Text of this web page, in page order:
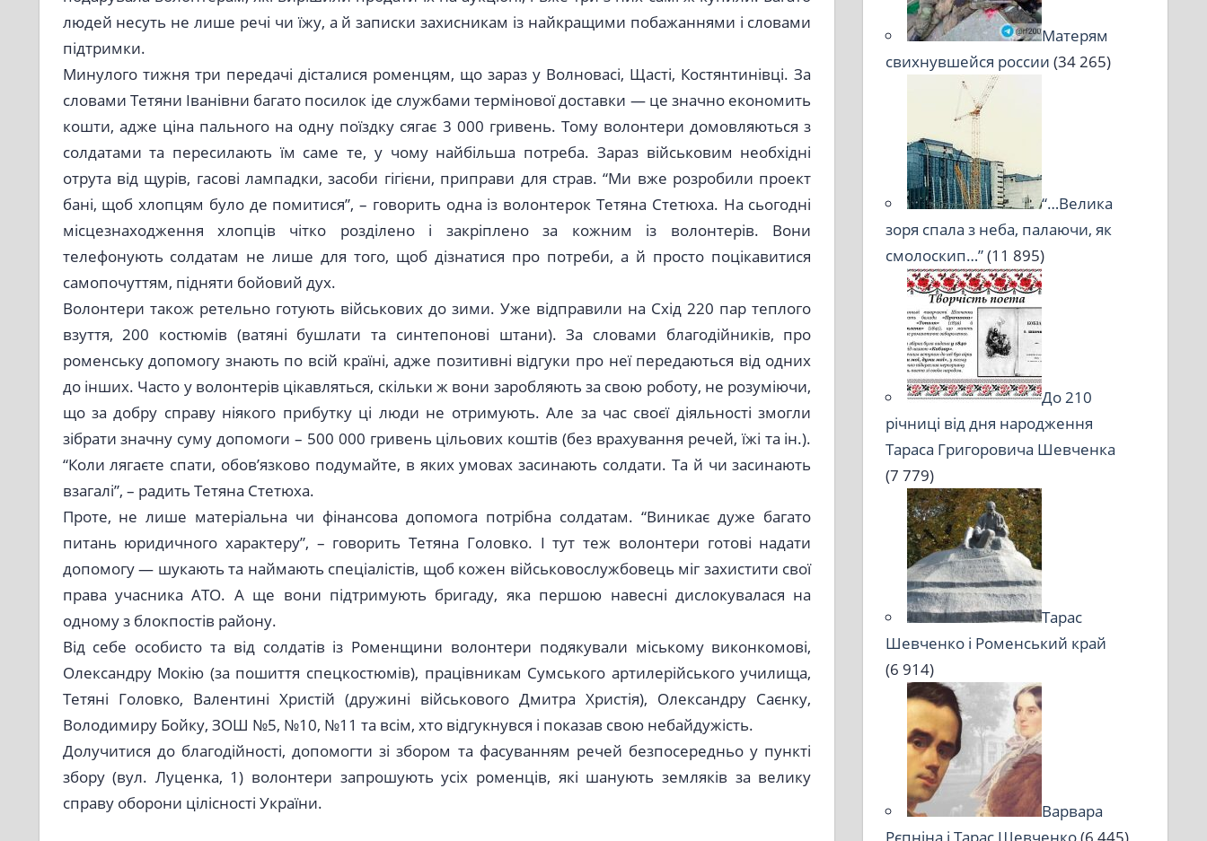
людей несуть не лише речі чи їжу, а й записки захисникам із найкращими побажаннями і словами
підтримки.
Минулого тижня три передачі дісталися роменцям, що зараз у Волновасі, Щасті, Костянтинівці. За
словами Тетяни Іванівни багато посилок іде службами термінової доставки — це значно економить
кошти, адже ціна пального на одну поїздку сягає 3 000 гривень. Тому волонтери домовляються з
солдатами та пересилають їм саме те, у чому найбільша потреба. Зараз військовим необхідні
отрута від щурів, гасові лампадки, засоби гігієни, приправи для страв. “Ми вже розробили проект
бані, щоб хлопцям було де помитися”, – говорить одна із волонтерок Тетяна Стетюха. На сьогодні
місцезнаходження хлопців чітко розділено і закріплено за кожним із волонтерів. Вони
телефонують солдатам не лише для того, щоб дізнатися про потреби, а й просто поцікавитися
самопочуттям, підняти бойовий дух.
Волонтери також ретельно готують військових до зими. Уже відправили на Схід 220 пар теплого
взуття, 200 костюмів (ватяні бушлати та синтепонові штани). За словами благодійників, про
роменську допомогу знають по всій країні, адже позитивні відгуки про неї передаються від одних
до інших. Часто у волонтерів цікавляться, скільки ж вони заробляють за свою роботу, не розуміючи,
що за добру справу ніякого прибутку ці люди не отримують. Але за час своєї діяльності змогли
зібрати значну суму допомоги – 500 000 гривень цільових коштів (без врахування речей, їжі та ін.).
“Коли лягаєте спати, обов’язково подумайте, в яких умовах засинають солдати. Та й чи засинають
взагалі”, – радить Тетяна Стетюха.
Проте, не лише матеріальна чи фінансова допомога потрібна солдатам. “Виникає дуже багато
питань юридичного характеру”, – говорить Тетяна Головко. І тут теж волонтери готові надати
допомогу — шукають та наймають спеціалістів, щоб кожен військовослужбовець міг захистити свої
права учасника АТО. А ще вони підтримують бригаду, яка першою навесні дислокувалася на
одному з блокпостів району.
Від себе особисто та від солдатів із Роменщини волонтери подякували міському виконкомові,
Олександру Мокію (за пошиття спецкостюмів), працівникам Сумського артилерійського училища,
Тетяні Головко, Валентині Христій (дружині військового Дмитра Христія), Олександру Саєнку,
Володимиру Бойку, ЗОШ №5, №10, №11 та всім, хто відгукнувся і показав свою небайдужість.
Долучитися до благодійності, допомогти зі збором та фасуванням речей безпосередньо у пункті
збору (вул. Луценка, 1) волонтери запрошують усіх роменців, які шанують земляків за велику
справу оборони цілісності України.
Матерям
свихнувшейся россии (34 265)
“…Велика
зоря спала з неба, палаючи, як
смолоскип…”(11 895)
До 210
річниці від дня народження
Тараса Григоровича Шевченка
(7 779)
Тарас
Шевченко і Роменський край
(6 914)
Варвара
Рєпніна і Тарас Шевченко(6 445)